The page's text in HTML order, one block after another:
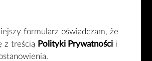
formularz oświadczam, że
z treścią Polityki Prywatności i